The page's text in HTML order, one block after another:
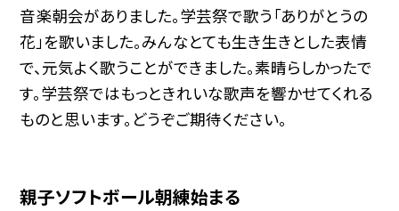
音楽朝会がありました。学芸祭で歌う「ありがとうの
花」を歌いました。みんなとても生き生きとした表情
で、元気よく歌うことができました。素晴らしかったで
す。学芸祭ではもっときれいな歌声を響かせてくれる
ものと思います。どうぞご期待ください。
親子ソフトボール朝練始まる